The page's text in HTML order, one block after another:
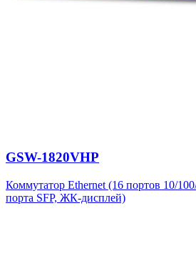
GSW-1820VHP
Коммутатор Ethernet (16 портов 10/
порта SFP, ЖК-дисплей)